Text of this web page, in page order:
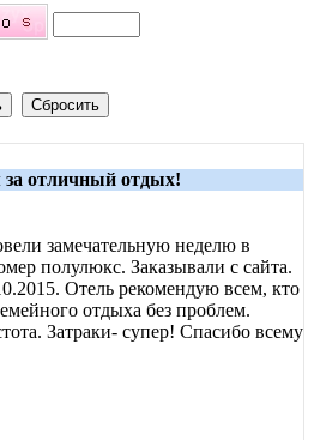
отличный отдых!
замечательную неделю в
полулюкс. Заказывали с сайта.
Отель рекомендую всем, кто
отдыха без проблем.
Затраки- супер! Спасибо всему